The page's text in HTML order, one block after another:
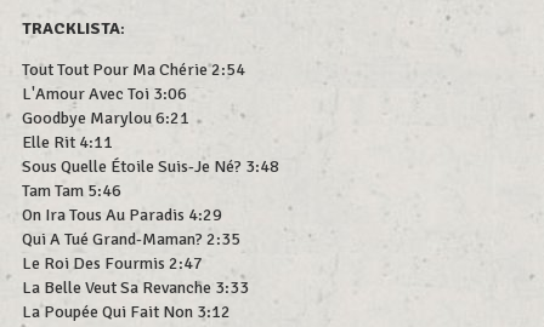
TRACKLISTA:
Tout Tout Pour Ma Chérie 2:54
L'Amour Avec Toi 3:06
Goodbye Marylou 6:21
Elle Rit 4:11
Sous Quelle Étoile Suis-Je Né? 3:48
Tam Tam 5:46
On Ira Tous Au Paradis 4:29
Qui A Tué Grand-Maman? 2:35
Le Roi Des Fourmis 2:47
La Belle Veut Sa Revanche 3:33
La Poupée Qui Fait Non 3:12